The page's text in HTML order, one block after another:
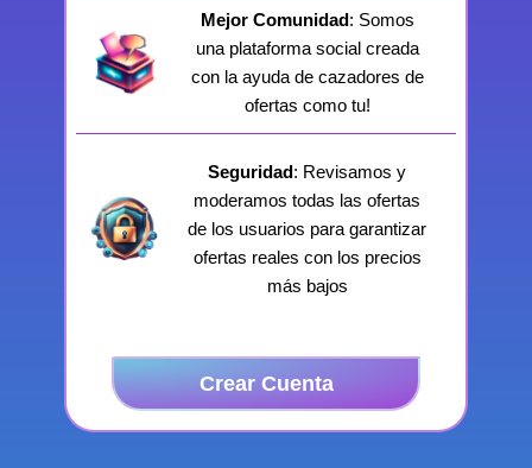
Mejor Comunidad: Somos
una plataforma social creada
con la ayuda de cazadores de
ofertas como tu!
Seguridad: Revisamos y
moderamos todas las ofertas
de los usuarios para garantizar
ofertas reales con los precios
más bajos
Crear Cuenta